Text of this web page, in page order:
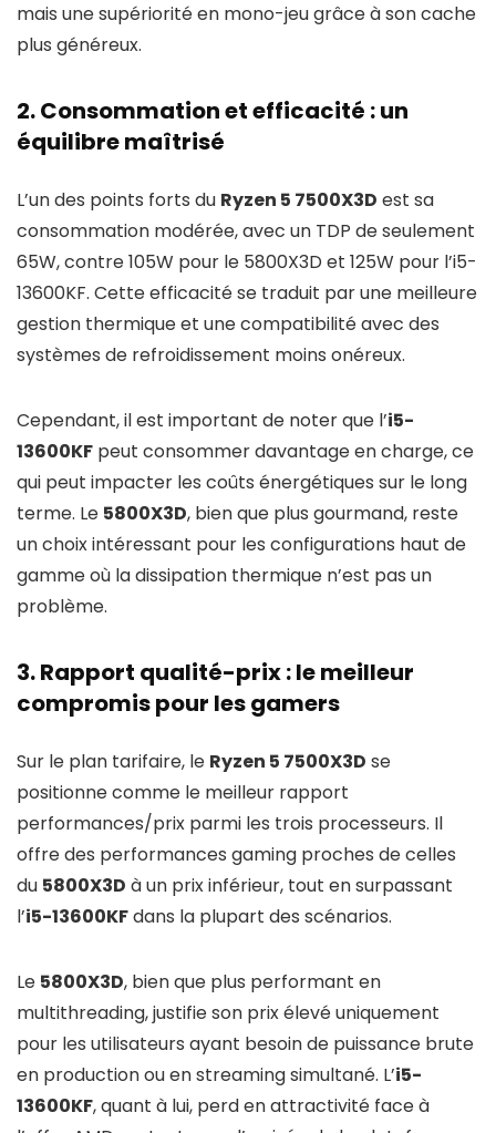
mais une supériorité en mono-jeu grâce à son cache
plus généreux.
2. Consommation et efficacité : un
équilibre maîtrisé
L’un des points forts du Ryzen 5 7500X3D est sa
consommation modérée, avec un TDP de seulement
65W, contre 105W pour le 5800X3D et 125W pour l’i5-
13600KF. Cette efficacité se traduit par une meilleure
gestion thermique et une compatibilité avec des
systèmes de refroidissement moins onéreux.
Cependant, il est important de noter que l’i5-
13600KF peut consommer davantage en charge, ce
qui peut impacter les coûts énergétiques sur le long
terme. Le 5800X3D, bien que plus gourmand, reste
un choix intéressant pour les configurations haut de
gamme où la dissipation thermique n’est pas un
problème.
3. Rapport qualité-prix : le meilleur
compromis pour les gamers
Sur le plan tarifaire, le Ryzen 5 7500X3D se
positionne comme le meilleur rapport
performances/prix parmi les trois processeurs. Il
offre des performances gaming proches de celles
du 5800X3D à un prix inférieur, tout en surpassant
l’i5-13600KFdans la plupart des scénarios.
Le 5800X3D, bien que plus performant en
multithreading, justifie son prix élevé uniquement
pour les utilisateurs ayant besoin de puissance brute
en production ou en streaming simultané. L’i5-
13600KF, quant à lui, perd en attractivité face à